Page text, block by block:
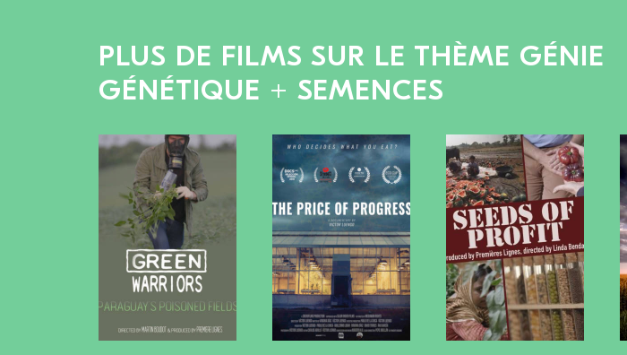
PLUS DE FILMS SUR LE THÈME GÉNIE
GÉNÉTIQUE + SEMENCES